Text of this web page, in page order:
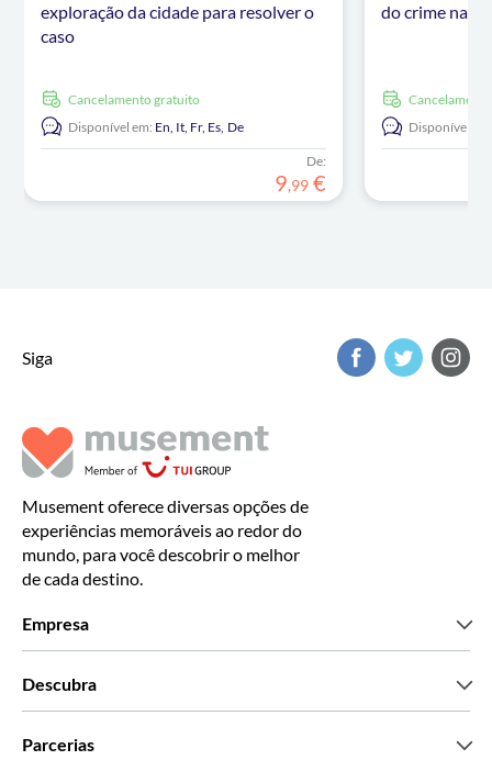
exploração da cidade para resolver o
caso
Cancelamento gratuito
Disponível em: En, It, Fr, Es, De
De:
9,99 €
do crime na
Disponível
Siga
Musement oferece diversas opções de
experiências memoráveis ao redor do
mundo, para você descobrir o melhor
de cada destino.
Empresa
Descubra
Parcerias